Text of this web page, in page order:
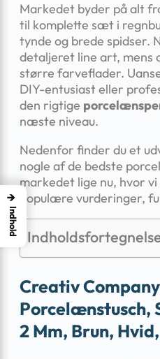
Markedet byder på alt
til komplette sæt i
tynde og brede spidser.
detaljeret line art, mens
større farveflader.
DIY-entusiast eller
den rigtige
næste niveau.
Nedenfor finder du et
nogle af de bedste
markedet lige nu, hvor
populære vurderinger,
Creativ
Porcelænstusch,
2 Mm, Brun,
→
Indhold